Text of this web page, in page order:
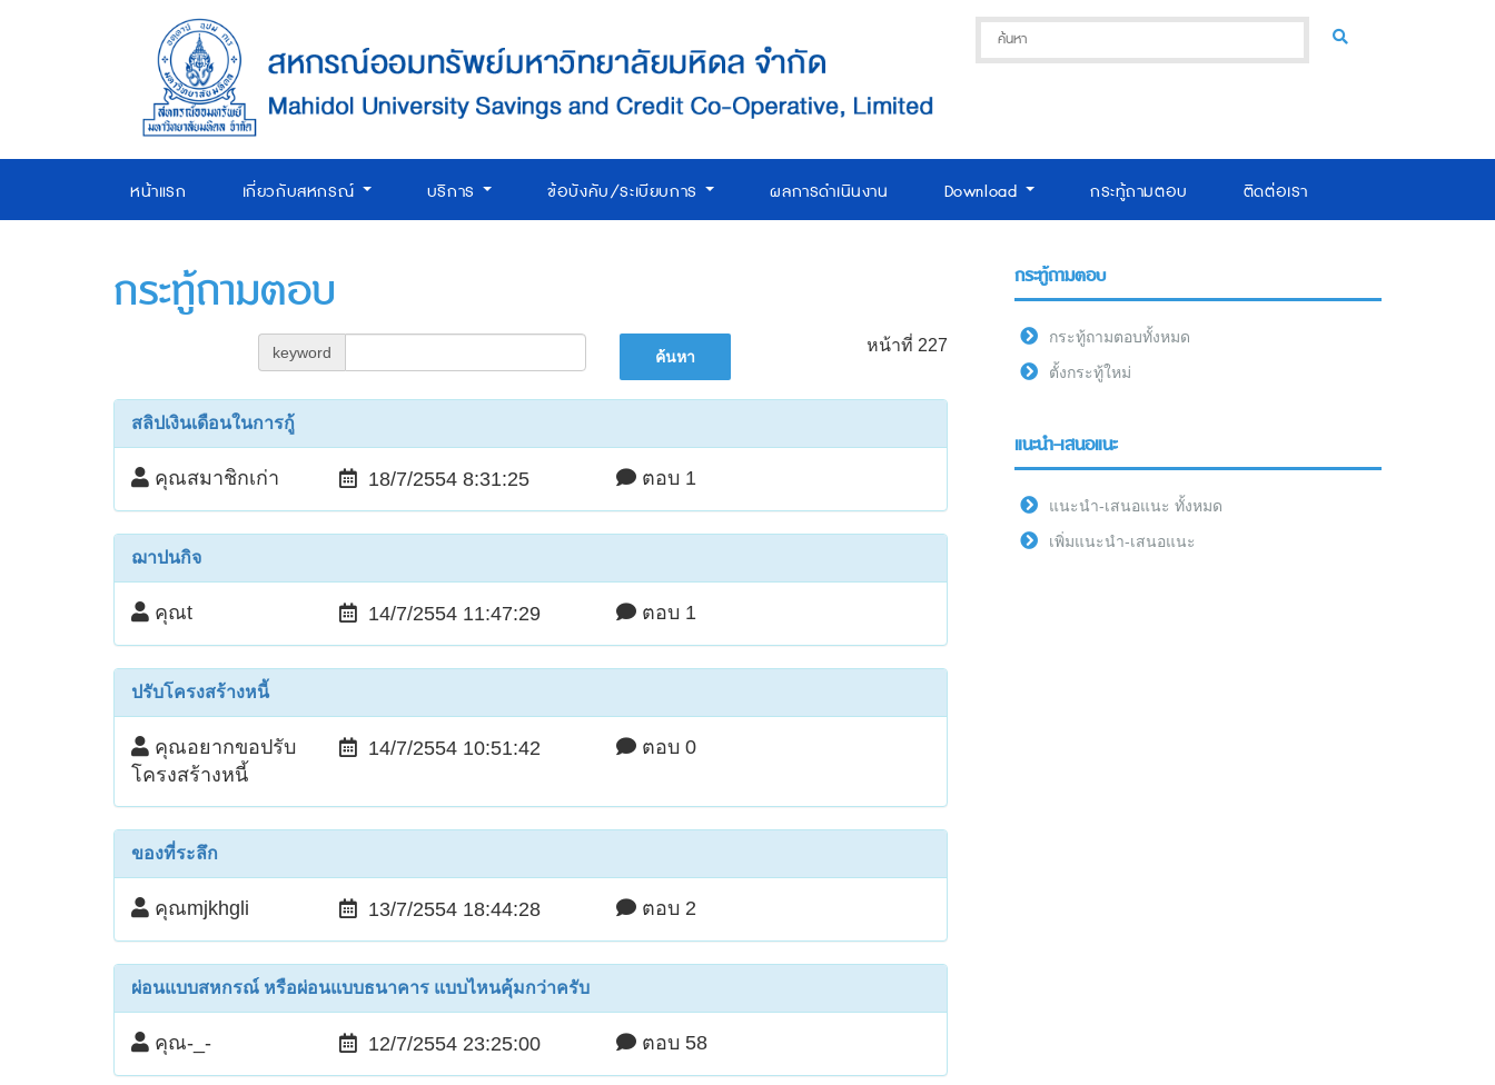
หน้าแรก เกี่ยวกับสหกรณ์ บริการ ข้อบังคับ/ระเบียบการ ผลการดำเนินงาน Download กระทู้ถามตอบ ติดต่อเรา
กระทู้ถามตอบ
keyword หน้าที่ 227
สลิปเงินเดือนในการกู้
คุณสมาชิกเก่า 18/7/2554 8:31:25 ตอบ 1
ฌาปนกิจ
คุณt 14/7/2554 11:47:29 ตอบ 1
ปรับโครงสร้างหนี้
คุณอยากขอปรับ
โครงสร้างหนี้
14/7/2554 10:51:42 ตอบ 0
ของที่ระลึก
คุณmjkhgli 13/7/2554 18:44:28 ตอบ 2
ผ่อนแบบสหกรณ์ หรือผ่อนแบบธนาคาร แบบไหนคุ้มกว่าครับ
คุณ-_- 12/7/2554 23:25:00 ตอบ 58
กระทู้ถามตอบ
กระทู้ถามตอบทั้งหมด
ตั้งกระทู้ใหม่
แนะนำ-เสนอแนะ
แนะนำ-เสนอแนะ ทั้งหมด
เพิ่มแนะนำ-เสนอแนะ